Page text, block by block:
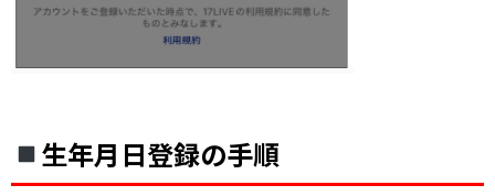
生年月日登録の手順